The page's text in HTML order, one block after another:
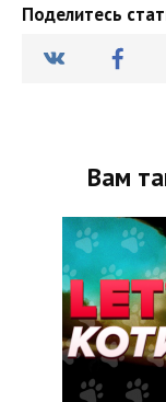
Поделитесь
Вам